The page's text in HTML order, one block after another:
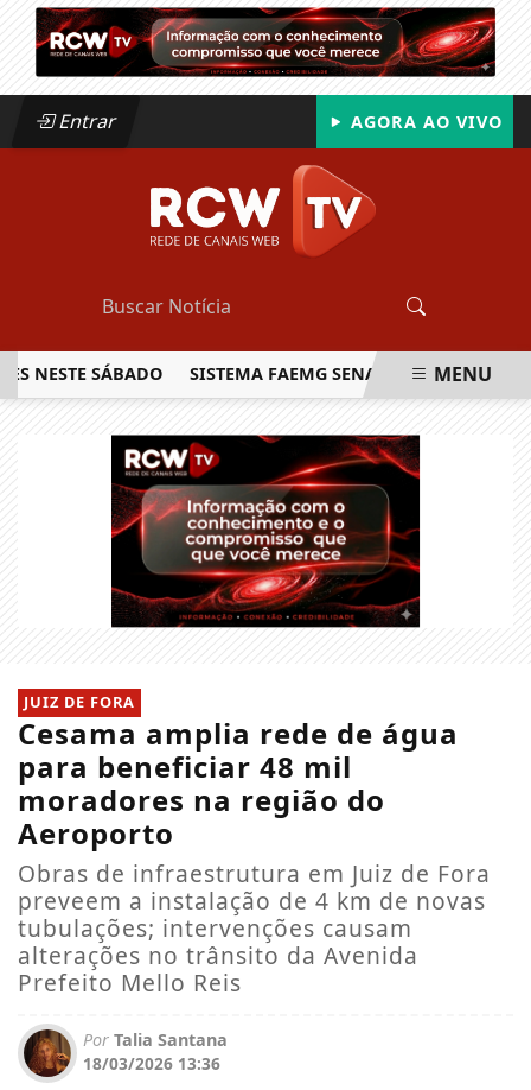
Entrar AGORA AO VIVO
SÁBADO SISTEMA FAEMG SENAR LANÇA O PRIMEIRO
MENU
JUIZ DE FORA
Cesama amplia rede de água
para beneficiar 48 mil
moradores na região do
Aeroporto
Obras de infraestrutura em Juiz de Fora
preveem a instalação de 4 km de novas
tubulações; intervenções causam
alterações no trânsito da Avenida
Prefeito Mello Reis
Por Talia Santana
18/03/2026 13:36